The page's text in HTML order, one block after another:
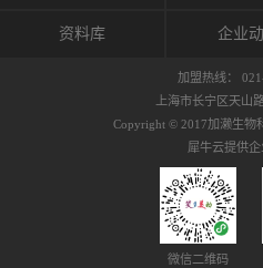
能会给皮
者甚至提
自然愈合
恶化的环
决这些问
疗法）的
（抑制热
作出来。
Tappling®
长时间给
周围进行
到辅助修
膜，韧带
体力学理
人流体力
的纤细筋
资料库 企业
加盟热线：
上海市长宁区天山
Copyright © 2017加濑生物
犀牛云提供
微信二维码